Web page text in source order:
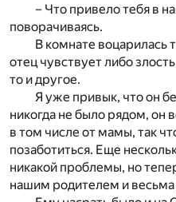
– Что привело тебя в
поворачиваясь.
В комнате воцарилась
отец чувствует либо
то и другое.
Я уже привык, что он
никогда не было рядом, он
в том числе от мамы, так
позаботиться. Еще
никакой проблемы, но
нашим родителем и